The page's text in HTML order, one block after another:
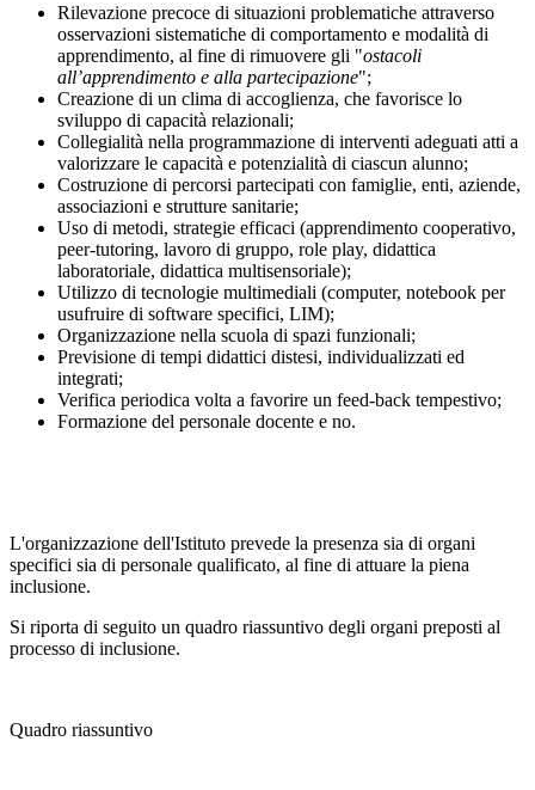
Rilevazione precoce di situazioni problematiche attraverso
osservazioni sistematiche di comportamento e modalità di
apprendimento, al fine di rimuovere gli "ostacoli
all’apprendimento e alla partecipazione";
Creazione di un clima di accoglienza, che favorisce lo
sviluppo di capacità relazionali;
Collegialità nella programmazione di interventi adeguati atti a
valorizzare le capacità e potenzialità di ciascun alunno;
Costruzione di percorsi partecipati con famiglie, enti, aziende,
associazioni e strutture sanitarie;
Uso di metodi, strategie efficaci (apprendimento cooperativo,
peer-tutoring, lavoro di gruppo, role play, didattica
laboratoriale, didattica multisensoriale);
Utilizzo di tecnologie multimediali (computer, notebook per
usufruire di software specifici, LIM);
Organizzazione nella scuola di spazi funzionali;
Previsione di tempi didattici distesi, individualizzati ed
integrati;
Verifica periodica volta a favorire un feed-back tempestivo;
Formazione del personale docente e no.
L'organizzazione dell'Istituto prevede la presenza sia di organi
specifici sia di personale qualificato, al fine di attuare la piena
inclusione.
Si riporta di seguito un quadro riassuntivo degli organi preposti al
processo di inclusione.
Quadro riassuntivo